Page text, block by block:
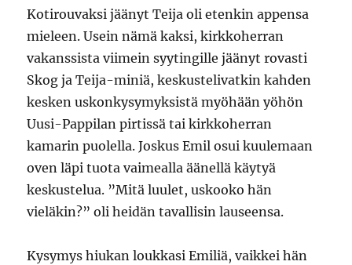
Kotirouvaksi jäänyt Teija oli etenkin appensa
mieleen. Usein nämä kaksi, kirkkoherran
vakanssista viimein syytingille jäänyt rovasti
Skog ja Teija-miniä, keskustelivatkin kahden
kesken uskonkysymyksistä myöhään yöhön
Uusi-Pappilan pirtissä tai kirkkoherran
kamarin puolella. Joskus Emil osui kuulemaan
oven läpi tuota vaimealla äänellä käytyä
keskustelua. ”Mitä luulet, uskooko hän
vieläkin?” oli heidän tavallisin lauseensa.
Kysymys hiukan loukkasi Emiliä, vaikkei hän